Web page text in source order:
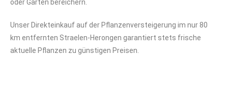
oder Garten bereichern.
Unser Direkteinkauf auf der Pflanzenversteigerung im nur 80
km entfernten Straelen-Herongen garantiert stets frische
aktuelle Pflanzen zu günstigen Preisen.